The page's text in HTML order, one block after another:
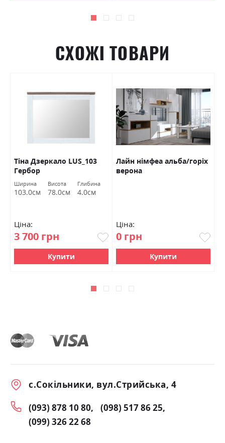
СХОЖІ ТОВАРИ
Тіна Дзеркало LUS_103
Гербор
Ширина
103.0см
Висота
78.0см
Глибина
4.0см
Ціна:
3 700 грн
Купити
Лайн німфеа альба/горіх
верона
Ціна:
0 грн
Купити
с.Сокільники, вул.Стрийська, 4
(093) 878 10 80
(098) 517 86 25
(099) 326 22 68